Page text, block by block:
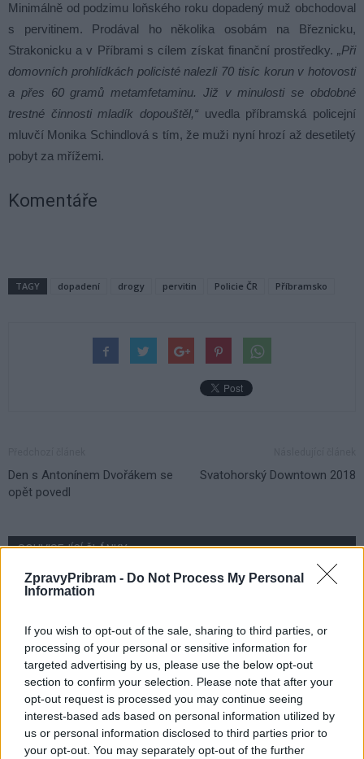
ZpravyPribram - Do Not Process My Personal
Information
If you wish to opt-out of the sale, sharing to third parties, or
processing of your personal or sensitive information for
targeted advertising by us, please use the below opt-out
section to confirm your selection. Please note that after your
opt-out request is processed you may continue seeing
interest-based ads based on personal information utilized by
us or personal information disclosed to third parties prior to
your opt-out. You may separately opt-out of the further
Minimálně od podzimu loňského roku dopadený muž obchodoval
s pervitinem. Prodával ho několika osobám na Březnicku,
Strakonicku a v Příbrami s cílem získat finanční prostředky. „Při
domovních prohlídkách policisté nalezli 70 tisíc korun v hotovosti
a přes 60 gramů metamfetaminu. Již v minulosti se obdobné
trestné činnosti mladík dopouštěl,“ uvedla příbramská policejní
mluvčí Monika Schindlová s tím, že muži nyní hrozí až desetiletý
pobyt za mřížemi.
Komentáře
TAGY dopadení drogy pervitin Policie ČR Příbramsko
Den s Antonínem Dvořákem se
opět povedl
Svatohorský Downtown 2018
SOUVISEJÍCÍ ČLÁNKY
VÍCE OD AUTORA
Krimi
Policie připomíná: Auto není trezor
Krimi
Každý sedmý řidič měl problém. Policie
při víkendové akci na Příbramsku odhalila
30 přestupků